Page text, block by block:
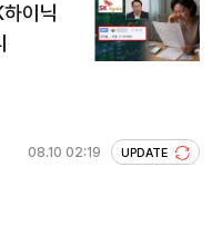
이닉
08.10 02:19 UPDATE